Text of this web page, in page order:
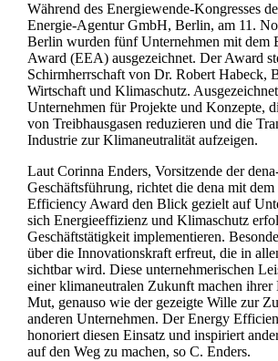
Während des Energiewende-Kongresses
Energie-Agentur GmbH, Berlin, am 11.
Berlin wurden fünf Unternehmen mit dem
Award (EEA) ausgezeichnet. Der Award
Schirmherrschaft von Dr. Robert Habeck,
Wirtschaft und Klimaschutz.
Unternehmen für Projekte und Konzepte,
von Treibhausgasen reduzieren und die
Industrie zur Klimaneutralität aufzeigen.
Laut Corinna Enders, Vorsitzende der
Geschäftsführung, richtet die dena mit
Efficiency Award den Blick gezielt auf
sich Energieeffizienz und Klimaschutz
Geschäftstätigkeit implementieren.
über die Innovationskraft erfreut, die in
sichtbar wird. Diese unternehmerischen
einer klimaneutralen Zukunft machen ihrer
Mut, genauso wie der gezeigte Wille zur
anderen Unternehmen. Der Energy
honoriert diesen Einsatz und inspiriert
auf den Weg zu machen, so C. Enders.